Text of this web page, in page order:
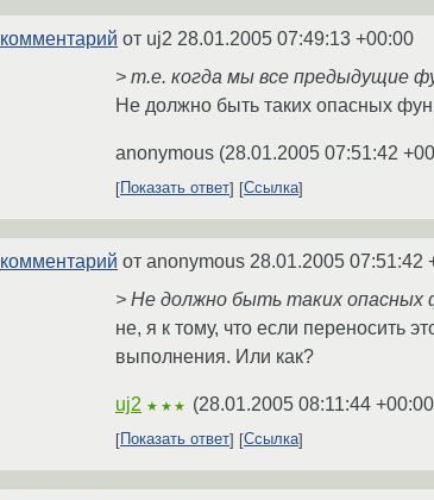
комментарий от uj2 28.01.2005 07:49:13 +00:00
> т.е. когда мы все предыдущие
Не должно быть таких опасных
anonymous (28.01.2005 07:51:42
Показать ответ Ссылка
комментарий от anonymous 28.01.2005 07:51:42
> Не должно быть таких опасных
не, я к тому, что если переносить
выполнения. Или как?
uj2 ★★★ (28.01.2005 08:11:44 +00:00
Показать ответ
Ссылка